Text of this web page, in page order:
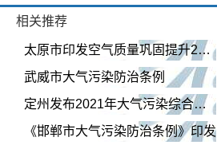
相关推荐
太原市印发空气质量巩固提升2021年行动计划
武威市大气污染防治条例
定州发布2021年大气污染综合治理联防联控工作方案
《邯郸市大气污染防治条例》印发